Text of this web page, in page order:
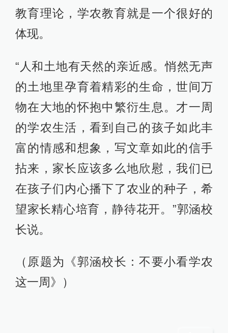
教育理论，学农教育就是一个很好的
体现。
“人和土地有天然的亲近感。悄然无声
的土地里孕育着精彩的生命，世间万
物在大地的怀抱中繁衍生息。才一周
的学农生活，看到自己的孩子如此丰
富的情感和想象，写文章如此的信手
拈来，家长应该多么地欣慰，我们已
在孩子们内心播下了农业的种子，希
望家长精心培育，静待花开。”郭涵校
长说。
（原题为《郭涵校长：不要小看学农
这一周》）